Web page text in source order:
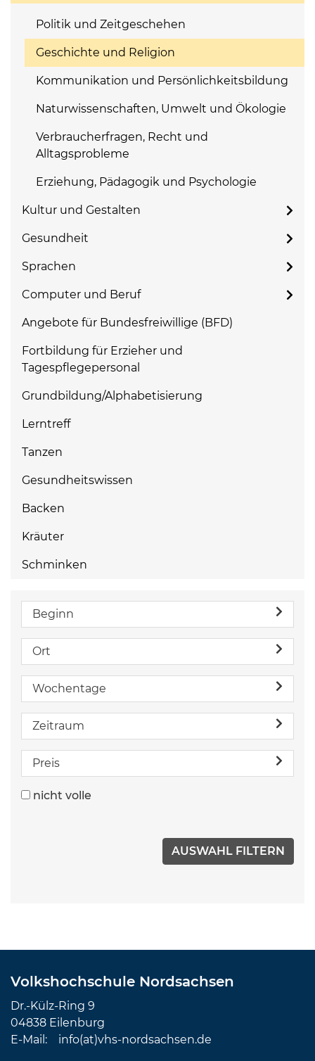
Politik und Zeitgeschehen
Geschichte und Religion
Kommunikation und Persönlichkeitsbildung
Naturwissenschaften, Umwelt und Ökologie
Verbraucherfragen, Recht und
Alltagsprobleme
Erziehung, Pädagogik und Psychologie
Kultur und Gestalten
Gesundheit
Sprachen
Computer und Beruf
Angebote für Bundesfreiwillige (BFD)
Fortbildung für Erzieher und
Tagespflegepersonal
Grundbildung/Alphabetisierung
Lerntreff
Tanzen
Gesundheitswissen
Backen
Kräuter
Schminken
Beginn
Ort
Wochentage
Zeitraum
Preis
nicht volle
Volkshochschule Nordsachsen
Dr.-Külz-Ring 9
04838 Eilenburg
E-Mail: info(at)vhs-nordsachsen.de